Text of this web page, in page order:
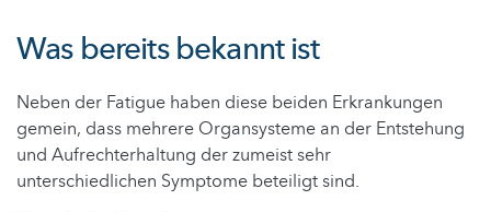
Was bereits bekannt ist
Neben der Fatigue haben diese beiden Erkrankungen
gemein, dass mehrere Organsysteme an der Entstehung
und Aufrechterhaltung der zumeist sehr
unterschiedlichen Symptome beteiligt sind.